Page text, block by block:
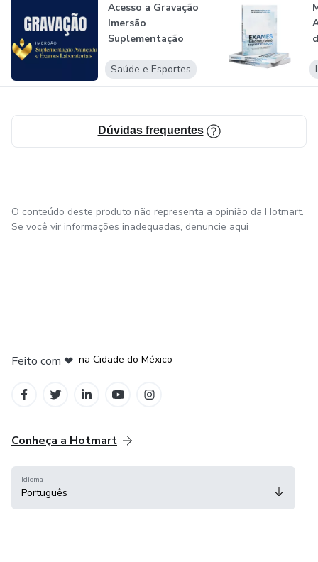
Acesso a Gravação
Imersão
Suplementação
Exam...
Saúde e Esportes
Dúvidas frequentes
O conteúdo deste produto não representa a opinião da Hotmart.
Se você vir informações inadequadas, denuncie aqui
Feito com ❤ na Cidade do México
Conheça a Hotmart
Idioma
Português